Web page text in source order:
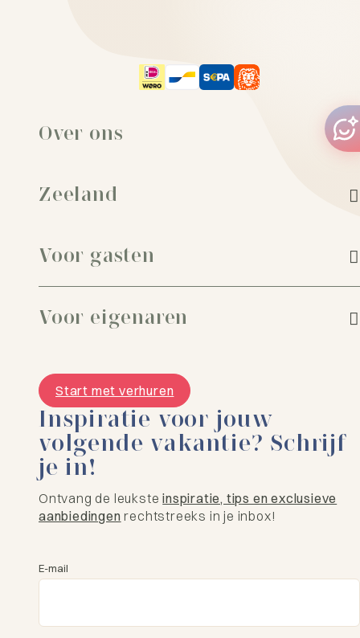
Over ons
Zeeland
Voor gasten
Voor eigenaren
Start met verhuren
Inspiratie voor jouw
volgende vakantie? Schrijf
je in!
Ontvang de leuksteinspiratie, tips en exclusieve
aanbiedingen rechtstreeks in je inbox!
E-mail